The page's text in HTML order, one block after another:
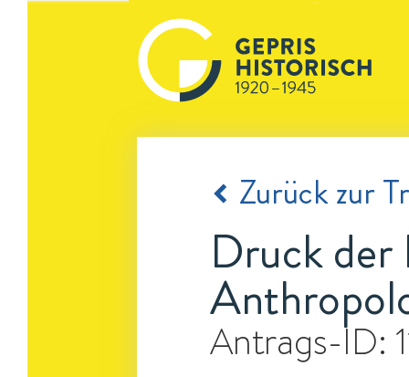
Zurück zur
Druck
Antrags-ID: